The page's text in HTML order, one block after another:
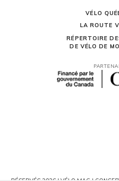
VÉLO
LA ROUTE
RÉPERTOIRE
DE VÉLO DE